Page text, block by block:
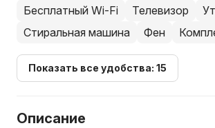
Бесплатный Wi-Fi Телевизор
Стиральная машина
Фен
Показать все удобства: 15
Описание